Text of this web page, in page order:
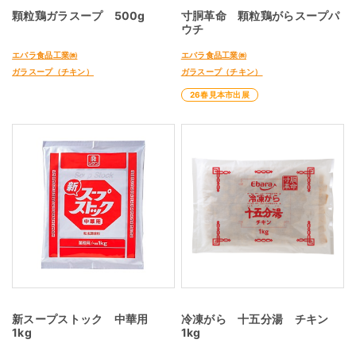
顆粒鶏ガラスープ 500g
エバラ食品工業㈱
ガラスープ（チキン）
寸胴革命 顆粒鶏がらスープパ
ウチ
エバラ食品工業㈱
ガラスープ（チキン）
26春見本市出展
新スープストック 中華用
1kg
冷凍がら 十五分湯 チキン
1kg